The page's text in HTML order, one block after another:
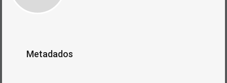
Metadados